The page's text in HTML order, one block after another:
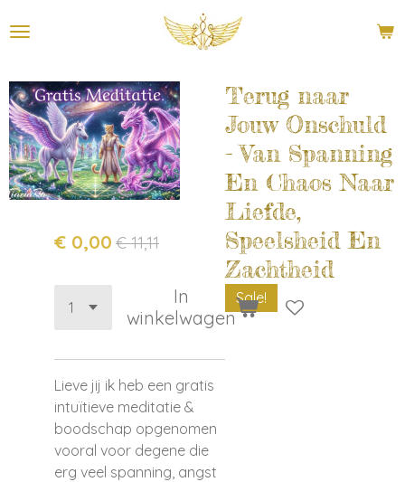
direct
de
hoofdinhoud
Terug naar
Jouw Onschuld
- Van Spanning
En Chaos Naar
Liefde,
Speelsheid En
Zachtheid
Sale!
€ 0,00 € 11,11
In
winkelwagen
Lieve jij ik heb een gratis
intuïtieve meditatie &
boodschap opgenomen
vooral voor degene die
erg veel spanning, angst